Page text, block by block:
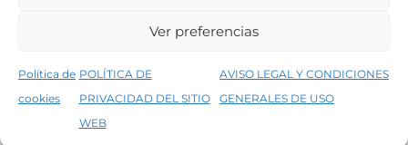
Ver preferencias
Política de
cookies
POLÍTICA DE
PRIVACIDAD DEL SITIO
WEB
AVISO LEGAL Y CONDICIONES
GENERALES DE USO
5% de descuento en tu primera compra, utiliza el código PRIMERACOMPRA
Condiciones generales de venta
Política de privacidad del sitio web
©2026 Decopintur- todos los derechos